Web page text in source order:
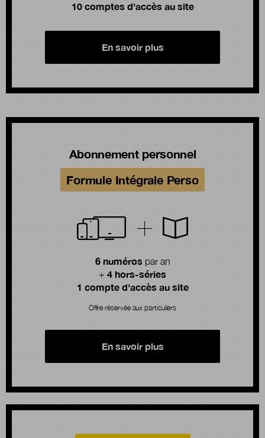
10 comptes d'accès au site
En savoir plus
Abonnement personnel
Formule Intégrale Perso
6 numérospar an
+ 4 hors-séries
1 compte d'accès au site
Offre réservée aux particuliers
En savoir plus